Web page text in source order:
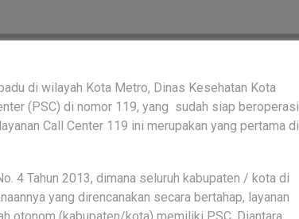
di wilayah Kota Metro, Dinas Kesehatan Kota
(PSC) di nomor 119, yang sudah siap beroperasi
Call Center 119 ini merupakan yang pertama di
4 Tahun 2013, dimana seluruh kabupaten / kota di
yang direncanakan secara bertahap, layanan